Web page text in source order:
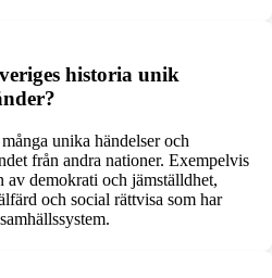
historia unik
unika händelser och
från andra nationer. Exempelvis
av demokrati och jämställdhet,
och social rättvisa som har